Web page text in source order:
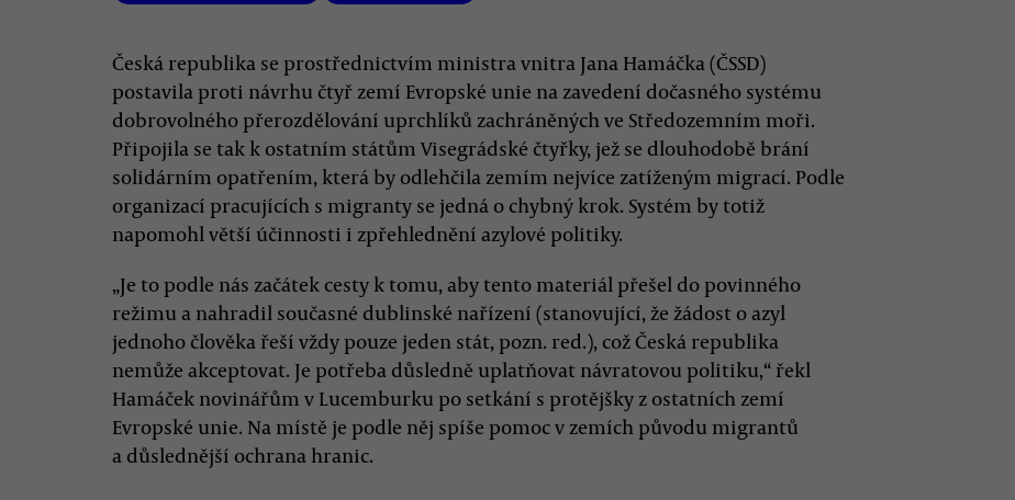
Česká republika se prostřednictvím ministra vnitra Jana Hamáčka (ČSSD)
postavila proti návrhu čtyř zemí Evropské unie na zavedení dočasného systému
dobrovolného přerozdělování uprchlíků zachráněných ve Středozemním moři.
Připojila se tak k ostatním státům Visegrádské čtyřky, jež se dlouhodobě brání
solidárním opatřením, která by odlehčila zemím nejvíce zatíženým migrací. Podle
organizací pracujících s migranty se jedná o chybný krok. Systém by totiž
napomohl větší účinnosti i zpřehlednění azylové politiky.
„Je to podle nás začátek cesty k tomu, aby tento materiál přešel do povinného
režimu a nahradil současné dublinské nařízení (stanovující, že žádost o azyl
jednoho člověka řeší vždy pouze jeden stát, pozn. red.), což Česká republika
nemůže akceptovat. Je potřeba důsledně uplatňovat návratovou politiku,“ řekl
Hamáček novinářům v Lucemburku po setkání s protějšky z ostatních zemí
Evropské unie. Na místě je podle něj spíše pomoc v zemích původu migrantů
a důslednější ochrana hranic.